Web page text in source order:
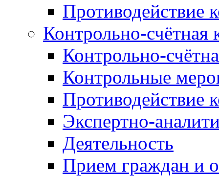
Противодействие
Контрольно-счётная
Контрольно-
Контрольные
Противодействие
Экспертно-
Деятельность
Прием граждан и